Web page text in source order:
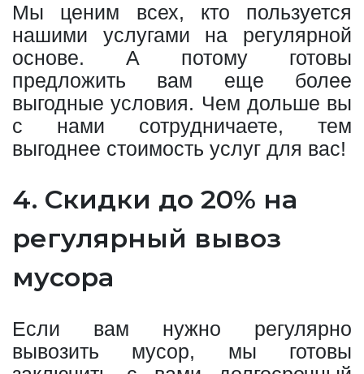
Мы ценим всех, кто пользуется
нашими услугами на регулярной
основе. А потому готовы
предложить вам еще более
выгодные условия. Чем дольше вы
с нами сотрудничаете, тем
выгоднее стоимость услуг для вас!
4. Скидки до 20% на
регулярный вывоз
мусора
Если вам нужно регулярно
вывозить мусор, мы готовы